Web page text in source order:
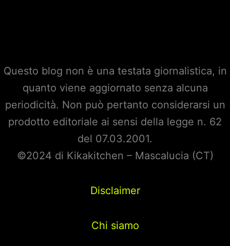
Questo blog non è una testata giornalistica, in
quanto viene aggiornato senza alcuna
periodicità. Non può pertanto considerarsi un
prodotto editoriale ai sensi della legge n. 62
del 07.03.2001.
©2024 di Kikakitchen – Mascalucia (CT)
Disclaimer
Chi siamo